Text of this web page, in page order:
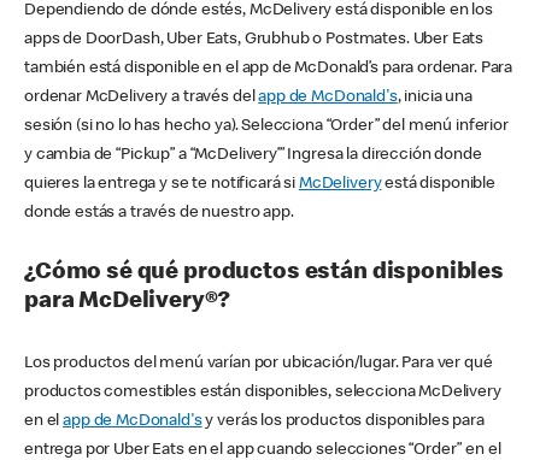
Dependiendo de dónde estés, McDelivery está disponible en los
apps de DoorDash, Uber Eats, Grubhub o Postmates. Uber Eats
también está disponible en el app de McDonald’s para ordenar. Para
ordenar McDelivery a través delapp de McDonald's, inicia una
sesión (si no lo has hecho ya). Selecciona “Order” del menú inferior
y cambia de “Pickup” a “McDelivery’” Ingresa la dirección donde
quieres la entrega y se te notificará si McDeliveryestá disponible
donde estás a través de nuestro app.
¿Cómo sé qué productos están disponibles
para McDelivery®?
Los productos del menú varían por ubicación/lugar. Para ver qué
productos comestibles están disponibles, selecciona McDelivery
en elapp de McDonald'sy verás los productos disponibles para
entrega por Uber Eats en el app cuando selecciones “Order” en el